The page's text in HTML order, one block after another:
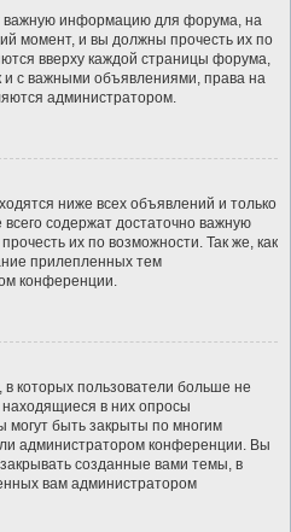
важную информацию для форума, на
момент, и вы должны прочесть их по
вверху каждой страницы форума,
и с важными объявлениями, права на
администратором.
ниже всех объявлений и только
содержат достаточно важную
их по возможности. Так же, как
прилепленных тем
конференции.
которых пользователи больше не
находящиеся в них опросы
могут быть закрыты по многим
администратором конференции. Вы
созданные вами темы, в
вам администратором